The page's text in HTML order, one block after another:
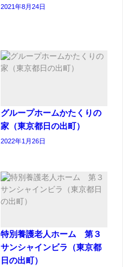
2021年8月24日
グループホームかたくりの
家（東京都日の出町）
2022年1月26日
特別養護老人ホーム 第３
サンシャインビラ（東京都
日の出町）